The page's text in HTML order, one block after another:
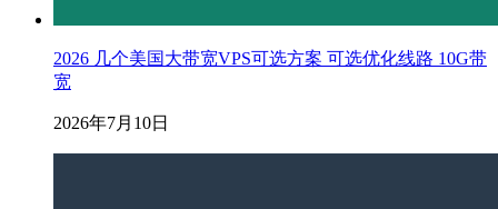
2026 几个美国大带宽VPS可选方案 可选优化线路 10G带
宽
2026年7月10日